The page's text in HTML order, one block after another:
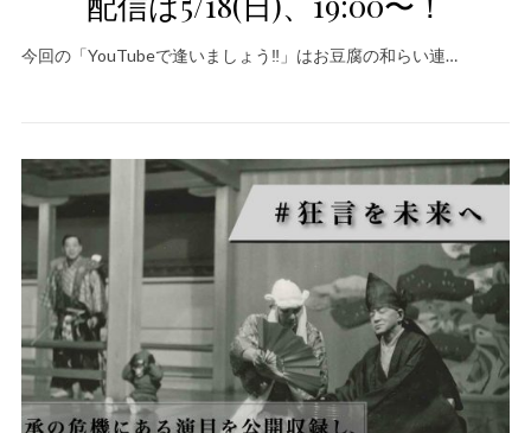
今回の「YouTubeで逢いましょう‼️」はお豆腐の和らい連…